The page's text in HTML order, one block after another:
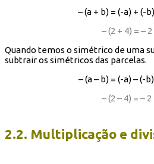
– (a + b) = (-a) + (-
– (2 + 4) = – 2
Quando temos o simétrico de uma
subtrair os simétricos das parcelas.
– (a – b) = (-a) – (-
– (2 – 4) = – 2
2.2. Multiplicação e